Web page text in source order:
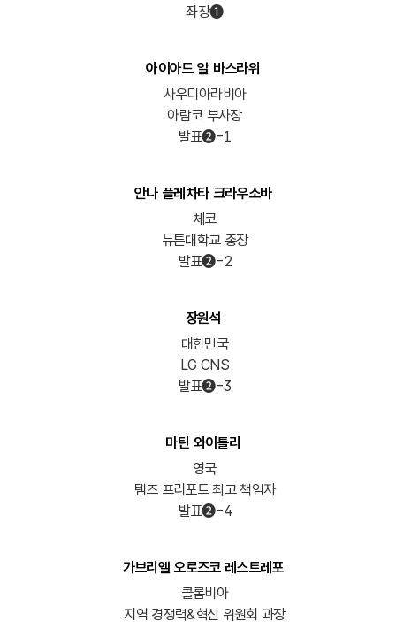
좌장➊
아이아드 알 바스라위
사우디아라비아
아람코 부사장
발표➋-1
안나 플레차타 크라우소바
체코
뉴튼대학교 총장
발표➋-2
장원석
대한민국
LG CNS
발표➋-3
마틴 와이틀리
영국
템즈 프리포트 최고 책임자
발표➋-4
가브리엘 오로즈코 레스트레포
콜롬비아
지역 경쟁력&혁신 위원회 과장